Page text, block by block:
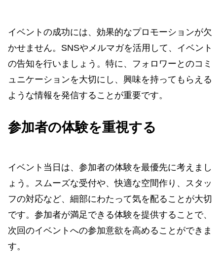
イベントの成功には、効果的なプロモーションが欠
かせません。SNSやメルマガを活用して、イベント
の告知を行いましょう。特に、フォロワーとのコミ
ュニケーションを大切にし、興味を持ってもらえる
ような情報を発信することが重要です。
参加者の体験を重視する
イベント当日は、参加者の体験を最優先に考えまし
ょう。スムーズな受付や、快適な空間作り、スタッ
フの対応など、細部にわたって気を配ることが大切
です。参加者が満足できる体験を提供することで、
次回のイベントへの参加意欲を高めることができま
す。